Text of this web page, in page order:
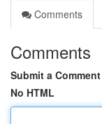
Comments
Comments
Submit a Comment
No HTML